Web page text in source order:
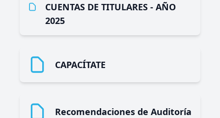
CUENTAS DE TITULARES - AÑO
2025
CAPACÍTATE
Recomendaciones de Auditoría